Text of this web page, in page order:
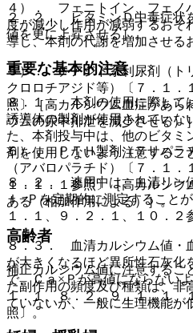
４）． フェニトイン、フェノ
度が減少し作用が減弱するおそ
導し、本剤の代謝を増加させる
５）． チアジド系利尿剤（ト
クロロチアジド等）〔７．１．
照〕［高カルシウム血症があら
ウムの尿中排泄を減少させる）
６）． ＰＴＨ製剤（テリパラ
（アバロパラチド）〔７．１．
１．１．１参照〕［高カルシ
ある（相加作用による）］。
高齢者
補正カルシウム値に注意するこ
た副作用の頻度及び種類は、非
ていないが、一般に生理機能が
２．２． ビタミンＤ中毒症状
値を更に上昇させる］。
重要な基本的注意
８．１． 本剤の使用に際して
誘導体の製剤が使用されていな
た、本剤投与中は、他のビタミ
剤を使用しないよう注意するこ
８．２． 連用中は、血清リン
ｌ−Ｐを定期的に測定すること
１．１、９．２．１、１０．２
８．３． 血清カルシウム値・
が大きくなるほど異所性石灰化
で、Ｃａ×Ｐが高値にならない
１．１、８．２、９．１．１、
照〕。